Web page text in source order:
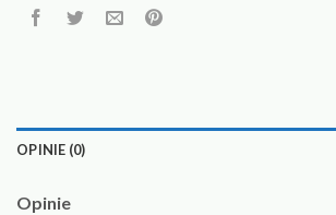
OPINIE (0)
Opinie